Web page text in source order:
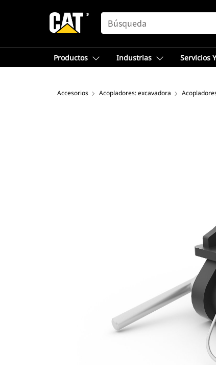
SEARCH
Productos Industrias Servicios
Accesorios Acopladores: excavadora